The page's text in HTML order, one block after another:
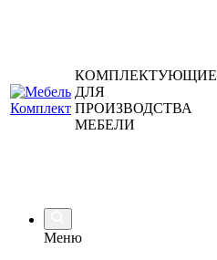
КОМПЛЕКТУЮЩИЕ
ДЛЯ
ПРОИЗВОДСТВА
МЕБЕЛИ
Меню